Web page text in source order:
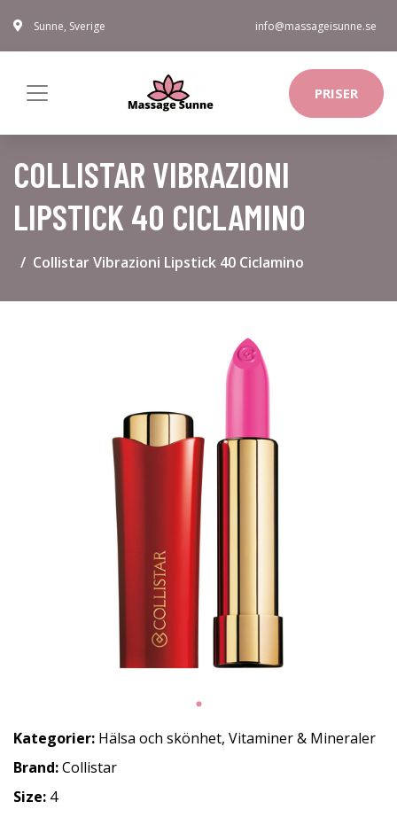
Sunne, Sverige info@massageisunne.se
PRISER
COLLISTAR VIBRAZIONI
LIPSTICK 40 CICLAMINO
Collistar Vibrazioni Lipstick 40 Ciclamino
Kategorier: Hälsa och skönhet, Vitaminer & Mineraler
Brand:Collistar
Size: 4